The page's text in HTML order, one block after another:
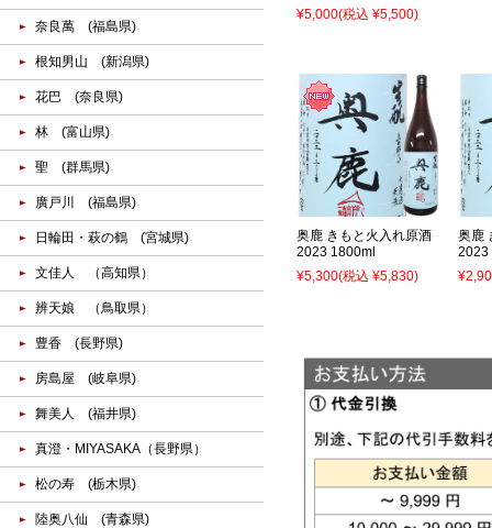
¥5,000(税込 ¥5,500)
奥鹿 きもと火入れ原酒
2023 1800ml
¥5,300(税込 ¥5,830)
奥鹿
2023
奈良萬 (福島県)
根知男山 (新潟県)
花巴 (奈良県)
林 (富山県)
聖 (群馬県)
廣戸川 (福島県)
日輪田・萩の鶴 (宮城県)
文佳人 （高知県）
辨天娘 （鳥取県）
豊香 (長野県)
房島屋 (岐阜県)
舞美人 (福井県)
真澄・MIYASAKA（長野県）
松の寿 (栃木県)
陸奥八仙 (青森県)